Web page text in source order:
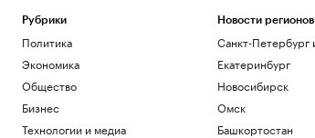
Рубрики
Политика
Экономика
Общество
Бизнес
Технологии и медиа
Новости регионов
Санкт-Петербург
Екатеринбург
Новосибирск
Омск
Башкортостан